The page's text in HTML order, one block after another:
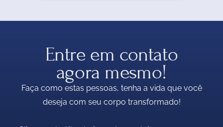
Entre em contato
agora mesmo!
Faça como estas pessoas, tenha a vida que você
deseja com seu corpo transformado!